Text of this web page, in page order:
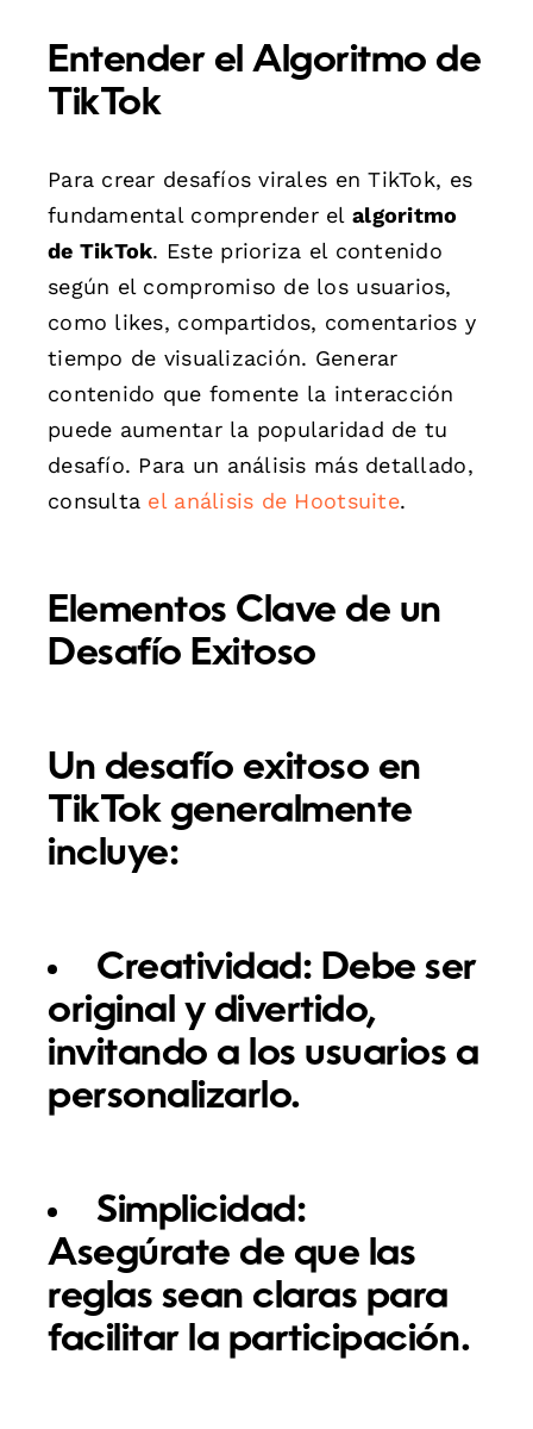
Entender el Algoritmo de
TikTok
Para crear desafíos virales en TikTok, es
fundamental comprender elalgoritmo
de TikTok. Este prioriza el contenido
según el compromiso de los usuarios,
como likes, compartidos, comentarios y
tiempo de visualización. Generar
contenido que fomente la interacción
puede aumentar la popularidad de tu
desafío. Para un análisis más detallado,
consulta el análisis de Hootsuite.
Elementos Clave de un
Desafío Exitoso
Un desafío exitoso en
TikTok generalmente
incluye:
Creatividad: Debe ser
original y divertido,
invitando a los usuarios a
personalizarlo.
Simplicidad:
Asegúrate de que las
reglas sean claras para
facilitar la participación.